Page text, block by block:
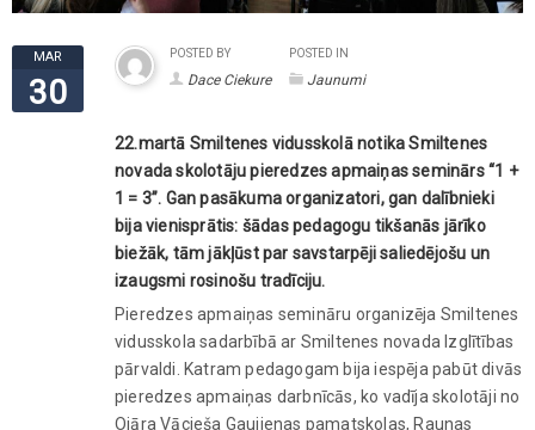
MAR
30
POSTED BY
Dace Ciekure
POSTED IN
Jaunumi
22.martā Smiltenes vidusskolā notika Smiltenes
novada skolotāju pieredzes apmaiņas seminārs “1 +
1 = 3”. Gan pasākuma organizatori, gan dalībnieki
bija vienisprātis: šādas pedagogu tikšanās jārīko
biežāk, tām jākļūst par savstarpēji saliedējošu un
izaugsmi rosinošu tradīciju.
Pieredzes apmaiņas semināru organizēja Smiltenes
vidusskola sadarbībā ar Smiltenes novada Izglītības
pārvaldi. Katram pedagogam bija iespēja pabūt divās
pieredzes apmaiņas darbnīcās, ko vadīja skolotāji no
Ojāra Vācieša Gaujienas pamatskolas, Raunas